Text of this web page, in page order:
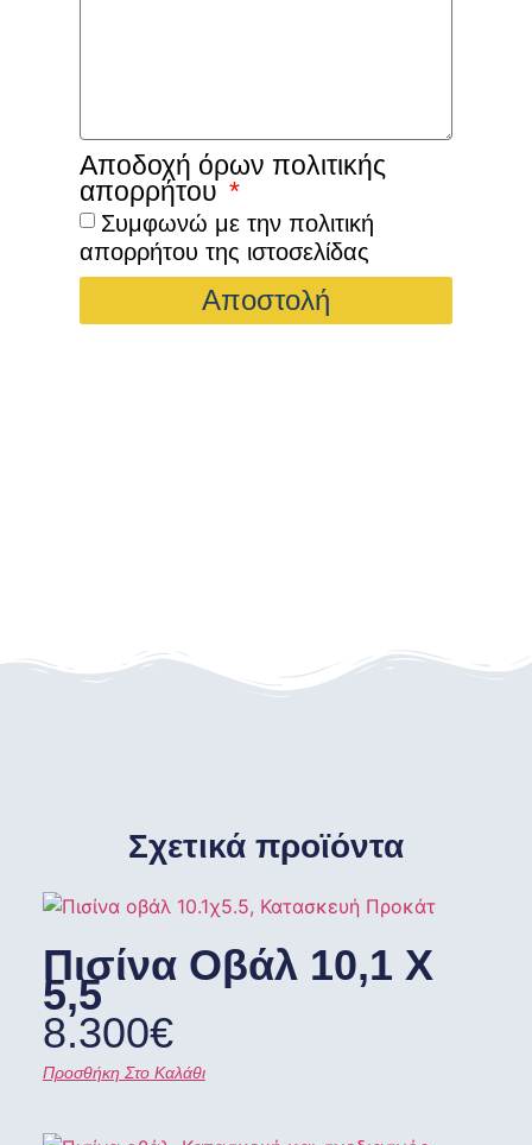
Αποδοχή όρων πολιτικής
απορρήτου
Συμφωνώ με την πολιτική
απορρήτου της ιστοσελίδας
Αποστολή
Σχετικά προϊόντα
Πισίνα Οβάλ 10,1 X
5,5
8.300€
Προσθήκη Στο Καλάθι